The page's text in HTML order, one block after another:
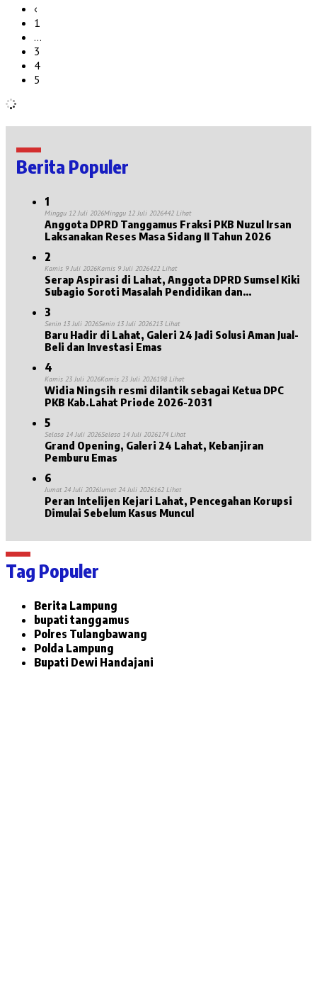
‹
1
…
3
4
5
Berita Populer
1
Minggu 12 Juli 2026Minggu 12 Juli 2026442 Lihat
Anggota DPRD Tanggamus Fraksi PKB Nuzul Irsan
Laksanakan Reses Masa Sidang II Tahun 2026
2
Kamis 9 Juli 2026Kamis 9 Juli 2026422 Lihat
Serap Aspirasi di Lahat, Anggota DPRD Sumsel Kiki
Subagio Soroti Masalah Pendidikan dan
3
Senin 13 Juli 2026Senin 13 Juli 2026213 Lihat
Baru Hadir di Lahat, Galeri 24 Jadi Solusi Aman Jual-
Beli dan Investasi Emas
4
Kamis 23 Juli 2026Kamis 23 Juli 2026198 Lihat
Widia Ningsih resmi dilantik sebagai Ketua DPC
PKB Kab.Lahat Priode 2026-2031
5
Selasa 14 Juli 2026Selasa 14 Juli 2026174 Lihat
Grand Opening, Galeri 24 Lahat, Kebanjiran
Pemburu Emas
6
Jumat 24 Juli 2026Jumat 24 Juli 2026162 Lihat
Peran Intelijen Kejari Lahat, Pencegahan Korupsi
Dimulai Sebelum Kasus Muncul
Tag Populer
Berita Lampung
bupati tanggamus
Polres Tulangbawang
Polda Lampung
Bupati Dewi Handajani